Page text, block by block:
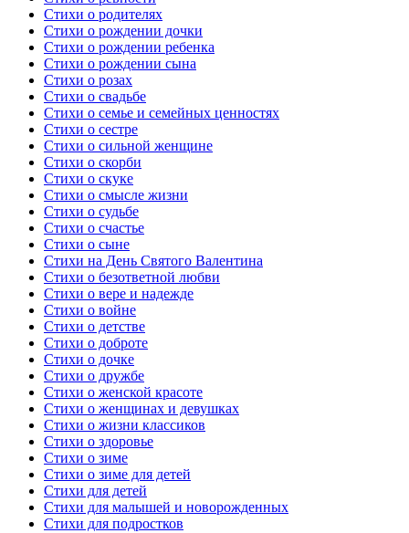
Стихи о родителях
Стихи о рождении дочки
Стихи о рождении ребенка
Стихи о рождении сына
Стихи о розах
Стихи о свадьбе
Стихи о семье и семейных ценностях
Стихи о сестре
Стихи о сильной женщине
Стихи о скорби
Стихи о скуке
Стихи о смысле жизни
Стихи о судьбе
Стихи о счастье
Стихи о сыне
Стихи на День Святого Валентина
Стихи о безответной любви
Стихи о вере и надежде
Стихи о войне
Стихи о детстве
Стихи о доброте
Стихи о дочке
Стихи о дружбе
Стихи о женской красоте
Стихи о женщинах и девушках
Стихи о жизни классиков
Стихи о здоровье
Стихи о зиме
Стихи о зиме для детей
Стихи для детей
Стихи для малышей и новорожденных
Стихи для подростков